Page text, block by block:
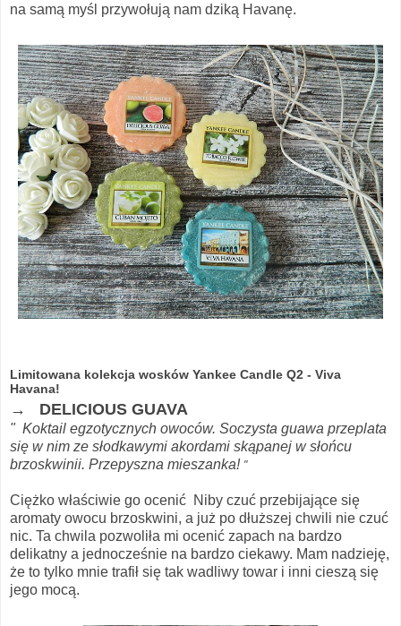
na samą myśl przywołują nam dziką Havanę.
Limitowana kolekcja wosków Yankee Candle Q2 - Viva
Havana!
→ DELICIOUS GUAVA
" Koktail egzotycznych owoców. Soczysta guawa przeplata
się w nim ze słodkawymi akordami skąpanej w słońcu
brzoskwinii. Przepyszna mieszanka! "
Ciężko właściwie go ocenić Niby czuć przebijające się
aromaty owocu brzoskwini, a już po dłuższej chwili nie czuć
nic. Ta chwila pozwoliła mi ocenić zapach na bardzo
delikatny a jednocześnie na bardzo ciekawy. Mam nadzieję,
że to tylko mnie trafił się tak wadliwy towar i inni cieszą się
jego mocą.